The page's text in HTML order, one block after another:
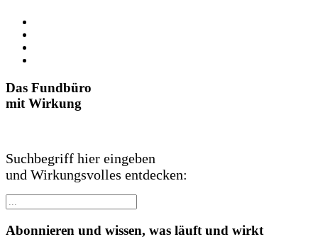
Das Fundbüro
mit Wirkung
Suchbegriff hier eingeben
und Wirkungsvolles entdecken:
Abonnieren und wissen, was läuft und wirkt